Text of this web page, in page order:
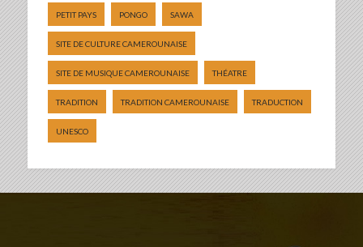
PETIT PAYS PONGO SAWA
SITE DE CULTURE CAMEROUNAISE
SITE DE MUSIQUE CAMEROUNAISE THÉATRE
TRADITION TRADITION CAMEROUNAISE TRADUCTION
UNESCO